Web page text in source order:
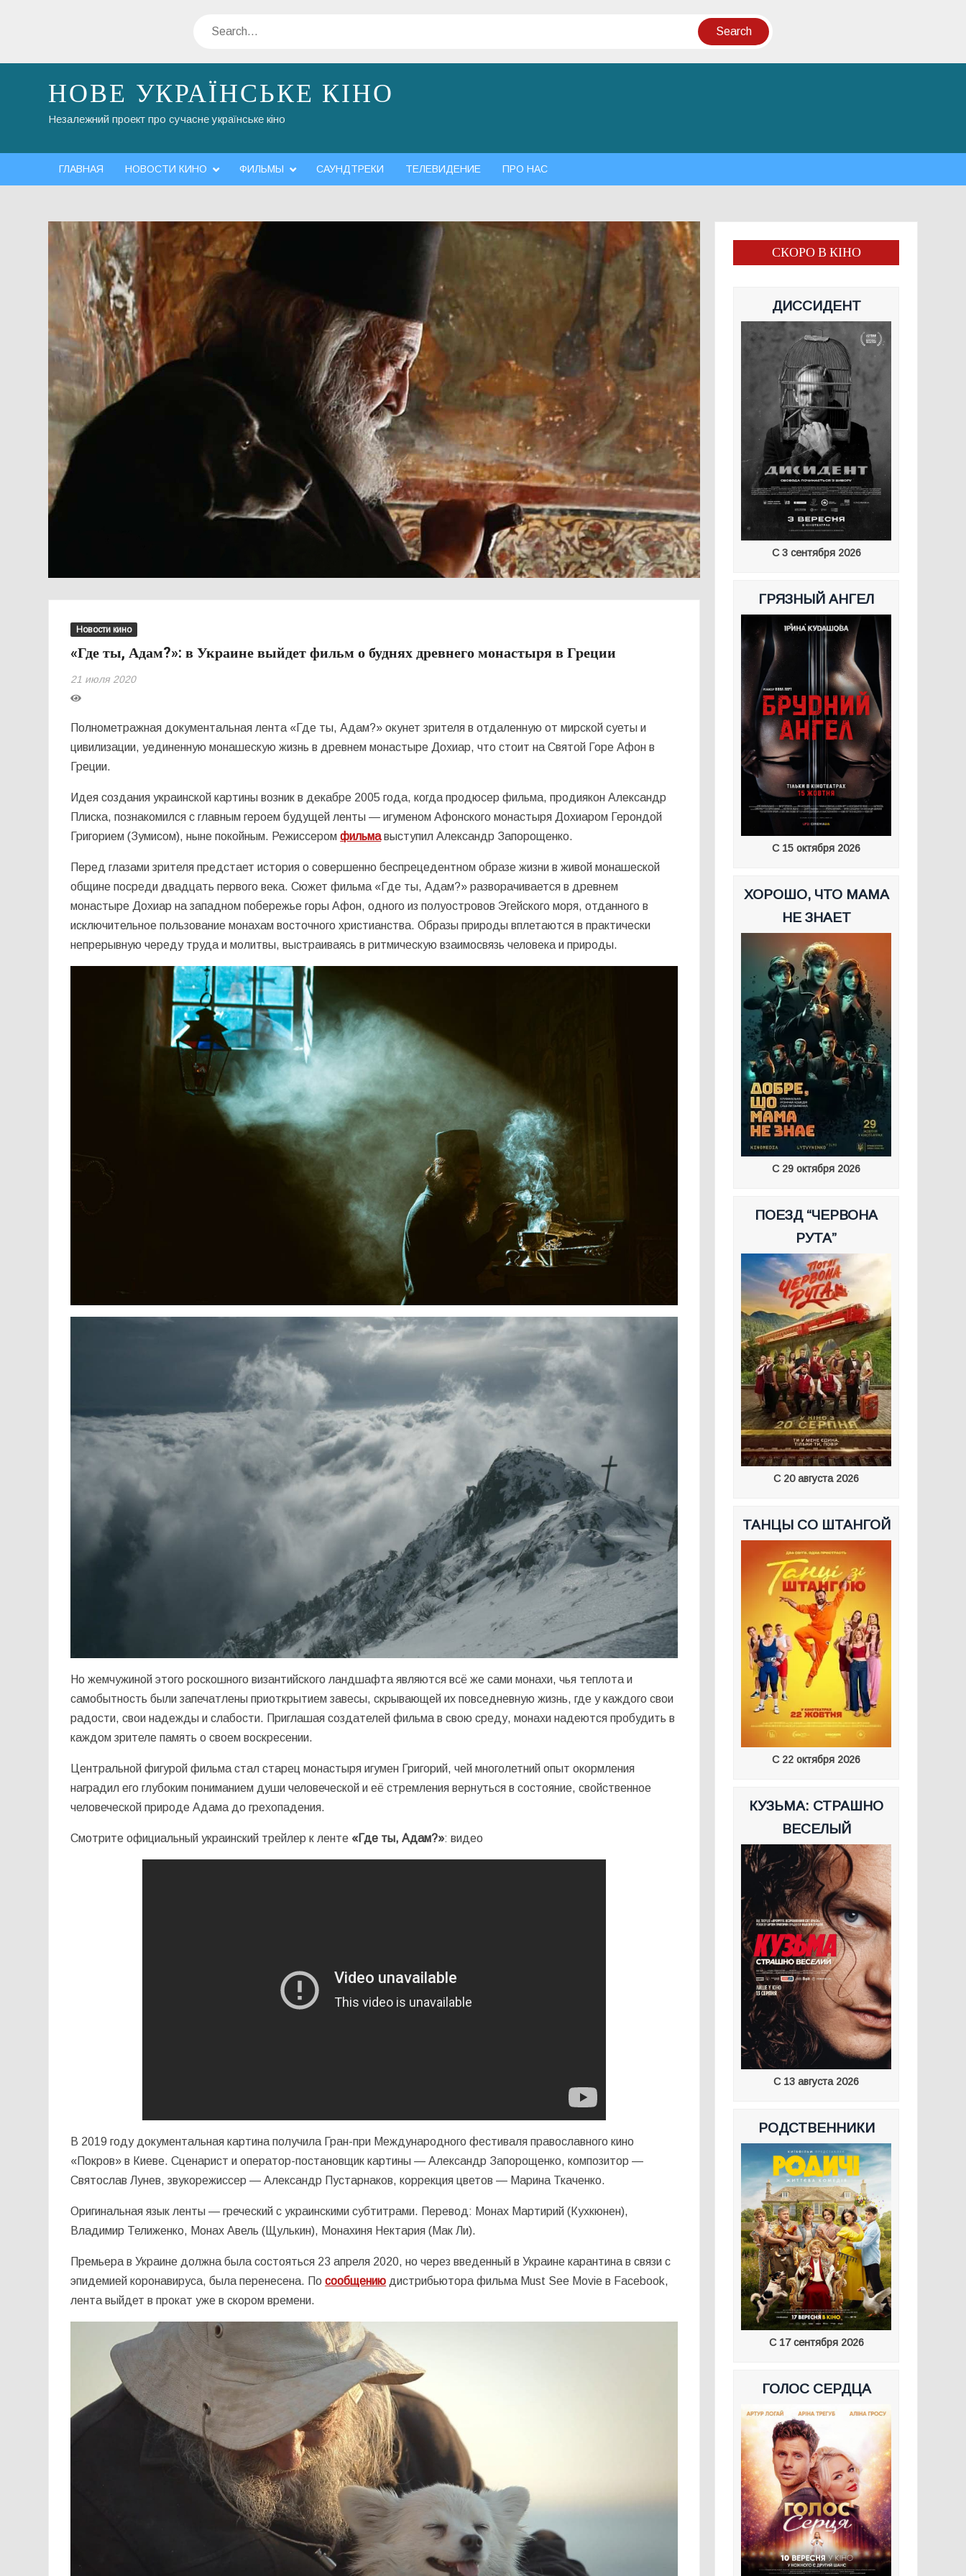
Search
НОВЕ УКРАЇНСЬКЕ КІНО
Незалежний проект про сучасне українське кіно
ГЛАВНАЯ НОВОСТИ КИНО ФИЛЬМЫ САУНДТРЕКИ ТЕЛЕВИДЕНИЕ ПРО НАС
Новости кино
«Где ты, Адам?»: в Украине выйдет фильм о буднях древнего монастыря в Греции
21 июля 2020
Полнометражная документальная лента «Где ты, Адам?» окунет зрителя в отдаленную от мирской суеты и
цивилизации, уединенную монашескую жизнь в древнем монастыре Дохиар, что стоит на Святой Горе Афон в
Греции.
Идея создания украинской картины возник в декабре 2005 года, когда продюсер фильма, продиякон Александр
Плиска, познакомился с главным героем будущей ленты — игуменом Афонского монастыря Дохиаром Герондой
Григорием (Зумисом), ныне покойным. Режиссеромфильмавыступил Александр Запорощенко.
Перед глазами зрителя предстает история о совершенно беспрецедентном образе жизни в живой монашеской
общине посреди двадцать первого века. Сюжет фильма «Где ты, Адам?» разворачивается в древнем
монастыре Дохиар на западном побережье горы Афон, одного из полуостровов Эгейского моря, отданного в
исключительное пользование монахам восточного христианства. Образы природы вплетаются в практически
непрерывную череду труда и молитвы, выстраиваясь в ритмическую взаимосвязь человека и природы.
Но жемчужиной этого роскошного византийского ландшафта являются всё же сами монахи, чья теплота и
самобытность были запечатлены приоткрытием завесы, скрывающей их повседневную жизнь, где у каждого свои
радости, свои надежды и слабости. Приглашая создателей фильма в свою среду, монахи надеются пробудить в
каждом зрителе память о своем воскресении.
Центральной фигурой фильма стал старец монастыря игумен Григорий, чей многолетний опыт окормления
наградил его глубоким пониманием души человеческой и её стремления вернутьcя в состояние, свойственное
человеческой природе Адама до грехопадения.
Смотрите официальный украинский трейлер к ленте «Где ты, Адам?»: видео
В 2019 году документальная картина получила Гран-при Международного фестиваля православного кино
«Покров» в Киеве. Сценарист и оператор-постановщик картины — Александр Запорощенко, композитор —
Святослав Лунев, звукорежиссер — Александр Пустарнаков, коррекция цветов — Марина Ткаченко.
Оригинальная язык ленты — греческий с украинскими субтитрами. Перевод: Монах Мартирий (Кухкюнен),
Владимир Телиженко, Монах Авель (Щулькин), Монахиня Нектария (Мак Ли).
Премьера в Украине должна была состояться 23 апреля 2020, но через введенный в Украине карантина в связи с
эпидемией коронавируса, была перенесена. Посообщению дистрибьютора фильма Must See Movie в Facebook,
лента выйдет в прокат уже в скором времени.
СКОРО В КІНО
ДИССИДЕНТ
С 3 сентября 2026
ГРЯЗНЫЙ АНГЕЛ
С 15 октября 2026
ХОРОШО, ЧТО МАМА
НЕ ЗНАЕТ
С 29 октября 2026
ПОЕЗД “ЧЕРВОНА
РУТА”
С 20 августа 2026
ТАНЦЫ СО ШТАНГОЙ
С 22 октября 2026
КУЗЬМА: СТРАШНО
ВЕСЕЛЫЙ
С 13 августа 2026
РОДСТВЕННИКИ
С 17 сентября 2026
ГОЛОС СЕРДЦА